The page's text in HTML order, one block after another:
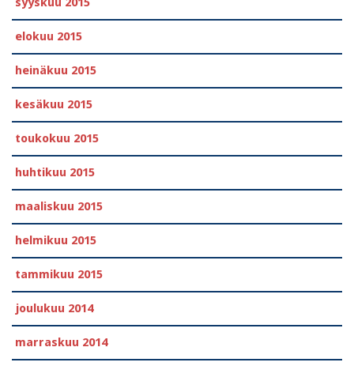
elokuu 2015
heinäkuu 2015
kesäkuu 2015
toukokuu 2015
huhtikuu 2015
maaliskuu 2015
helmikuu 2015
tammikuu 2015
joulukuu 2014
marraskuu 2014